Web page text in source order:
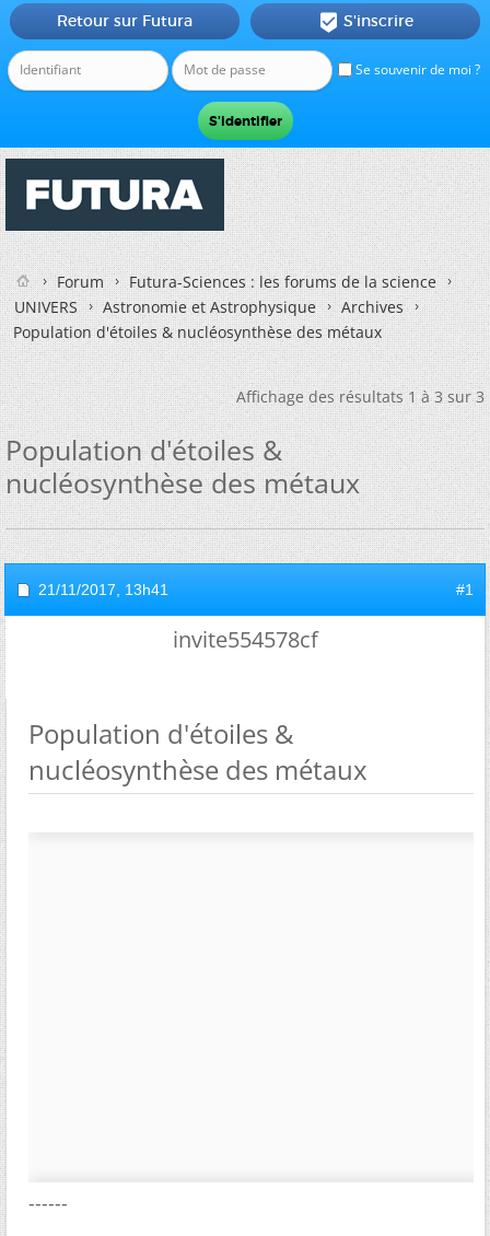
Se souvenir de moi ?
Retour sur Futura  S'inscrire
Forum
Futura-Sciences : les forums de la science
UNIVERS
Astronomie et Astrophysique
Archives
Population d'étoiles & nucléosynthèse des métaux
Affichage des résultats 1 à 3 sur 3
Population d'étoiles &
nucléosynthèse des métaux
21/11/2017, 13h41 #1
invite554578cf
Population d'étoiles &
nucléosynthèse des métaux
------